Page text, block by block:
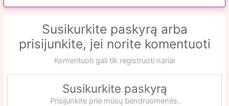
Susikurkite paskyrą arba
prisijunkite, jei norite komentuoti
Komentuoti gali tik registruoti nariai
Susikurkite paskyrą
Prisijunkite prie mūsų bendruomenės.